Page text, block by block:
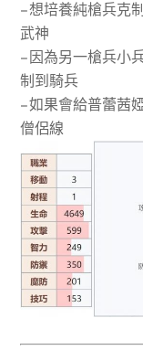
– 想培養純槍兵克
武神
– 因為另一槍兵小
制到騎兵
– 如果會給普蕾茜
僧侶線